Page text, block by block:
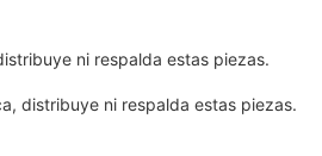
ni respalda estas piezas.
distribuye ni respalda estas piezas.